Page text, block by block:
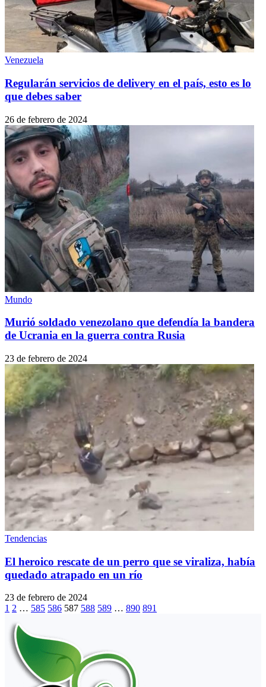
Venezuela
Regularán servicios de delivery en el país, esto es lo
que debes saber
26 de febrero de 2024
Mundo
Murió soldado venezolano que defendía la bandera
de Ucrania en la guerra contra Rusia
23 de febrero de 2024
Tendencias
El heroico rescate de un perro que se viraliza, había
quedado atrapado en un río
23 de febrero de 2024
1 2 … 585 586 587 588 589 … 890 891